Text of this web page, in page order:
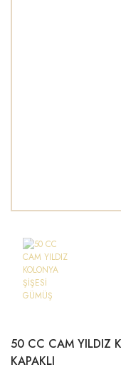
50 CC CAM YILDIZ
KAPAKLI